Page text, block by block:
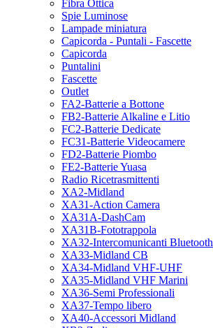
Fibra Ottica
Spie Luminose
Lampade miniatura
Capicorda - Puntali - Fascette
Capicorda
Puntalini
Fascette
Outlet
FA2-Batterie a Bottone
FB2-Batterie Alkaline e Litio
FC2-Batterie Dedicate
FC31-Batterie Videocamere
FD2-Batterie Piombo
FE2-Batterie Yuasa
Radio Ricetrasmittenti
XA2-Midland
XA31-Action Camera
XA31A-DashCam
XA31B-Fototrappola
XA32-Intercomunicanti Bluetooth
XA33-Midland CB
XA34-Midland VHF-UHF
XA35-Midland VHF Marini
XA36-Semi Professionali
XA37-Tempo libero
XA40-Accessori Midland